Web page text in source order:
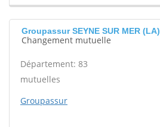
Groupassur SEYNE SUR MER (LA)
Changement mutuelle
Département: 83
mutuelles
Groupassur